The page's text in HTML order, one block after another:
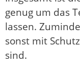
genug um das
lassen.
sonst mit
sind.